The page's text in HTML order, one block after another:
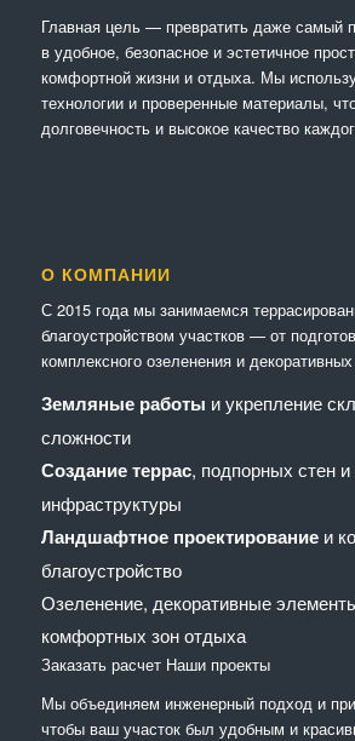
Главная цель — превратить даже самый
в удобное, безопасное и эстетичное
комфортной жизни и отдыха. Мы
технологии и проверенные материалы,
долговечность и высокое качество
О КОМПАНИИ
С 2015 года мы занимаемся
благоустройством участков — от
комплексного озеленения и
Земляные работы и укрепление
сложности
Создание террас, подпорных стен
инфраструктуры
Ландшафтное проектированиеи
благоустройство
Озеленение, декоративные
комфортных зон отдыха
Заказать расчет Наши проекты
Мы объединяем инженерный подход и
чтобы ваш участок был удобным и